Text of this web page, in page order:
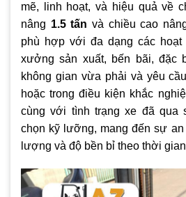
mẽ, linh hoạt, và hiệu quả về
nâng 1.5 tấn và chiều cao
phù hợp với đa dạng các hoạt
xưởng sản xuất, bến bãi, đặc
không gian vừa phải và yêu
hoặc trong điều kiện khắc
cùng với tình trạng xe đã qua
chọn kỹ lưỡng, mang đến sự an
lượng và độ bền bỉ theo thời